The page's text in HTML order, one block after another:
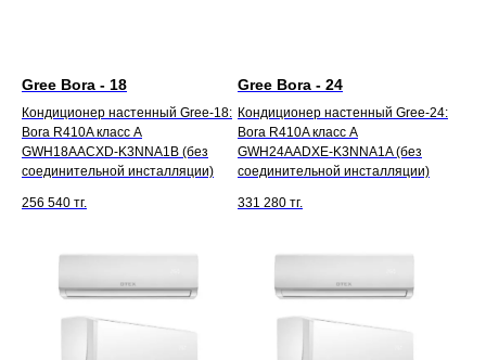
Gree Bora - 18
Кондиционер настенный Gree-18:
Bora R410A класс A
GWH18AACXD-K3NNA1B (без
соединительной инсталляции)
256 540 тг.
Gree Bora - 24
Кондиционер настенный Gree-24:
Bora R410A класс A
GWH24AADXE-K3NNA1A (без
соединительной инсталляции)
331 280 тг.